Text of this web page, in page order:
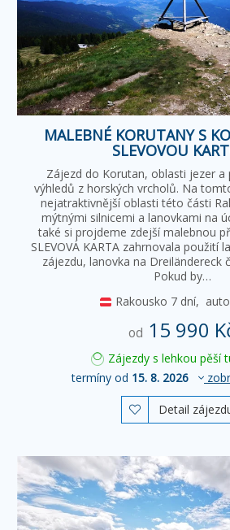
MALEBNÉ KORUTANY S
SLEVOVOU
Zájezd do Korutan, oblasti jezer a
výhledů z horských vrcholů. Na
nejatraktivnější oblasti této části
mýtnými silnicemi a lanovkami na
také si projdeme zdejší malebnou
SLEVOVÁ KARTA zahrnovala použití
zájezdu, lanovka na Dreiländereck
Pokud by…
Rakousko 7 dní,
od 15 990
Zájezdy s lehkou pěší
termíny od 15. 8. 2026
 Detail